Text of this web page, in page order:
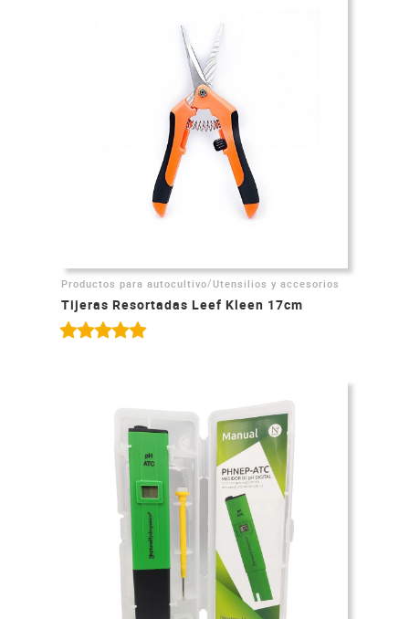
Productos para autocultivo/Utensilios y accesorios
Tijeras Resortadas Leef Kleen 17cm